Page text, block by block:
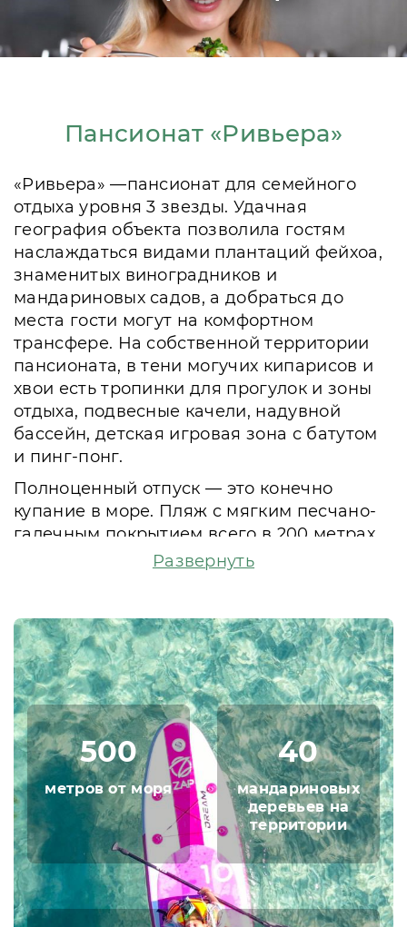
Пансионат «Ривьера»
«Ривьера» —пансионат для семейного
отдыха уровня 3 звезды. Удачная
география объекта позволила гостям
наслаждаться видами плантаций фейхоа,
знаменитых виноградников и
мандариновых садов, а добраться до
места гости могут на комфортном
трансфере. На собственной территории
пансионата, в тени могучих кипарисов и
хвои есть тропинки для прогулок и зоны
отдыха, подвесные качели, надувной
бассейн, детская игровая зона с батутом
и пинг-понг.
Полноценный отпуск — это конечно
купание в море. Пляж с мягким песчано-
галечным покрытием всего в 200 метрах
от жилого корпуса, пляжный инвентарь
заменить: взять велосипед и прокатиться
с ветерком за минуту, а позже
исследовать местности живописной
Пицунды. Для тех, кому хочется ближе
познакомиться с культурным и
природным достоянием страны, доступны
экскурсионные туры.
В завершении насыщенного дня в отеле
гости могут попариться в сауне с купелью
и посетить массажный кабинет. На
открытой площадке можно приготовить
еду на гриле и насладиться красивым
закатом.
Развернуть
500
метров от моря
40
мандариновых
деревьев на
территории